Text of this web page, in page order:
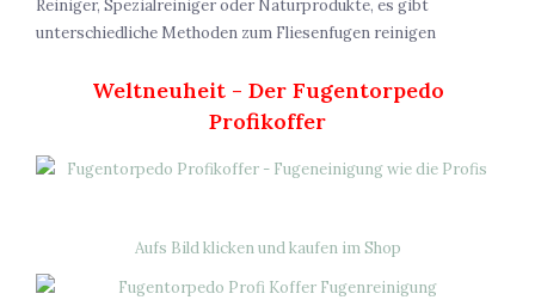
Reiniger, Spezialreiniger oder Naturprodukte, es gibt
unterschiedliche Methoden zum Fliesenfugen reinigen
Weltneuheit - Der Fugentorpedo
Profikoffer
Aufs Bild klicken und kaufen im Shop